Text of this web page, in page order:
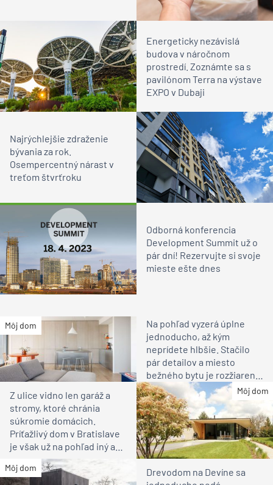
Energeticky nezávislá
budova v náročnom
prostredí. Zoznámte sa s
pavilónom Terra na výstave
EXPO v Dubaji
Najrýchlejšie zdraženie
bývania za rok.
Osempercentný nárast v
treťom štvrťroku
Odborná konferencia
Development Summit už o
pár dní! Rezervujte si svoje
mieste ešte dnes
Môj dom
Na pohľad vyzerá úplne
jednoducho, až kým
neprídete hlbšie. Stačilo
pár detailov a miesto
bežného bytu je rozžiarené
bývanie pre rodinu
Môj dom
Z ulice vidno len garáž a
stromy, ktoré chránia
súkromie domácich.
Príťažlivý dom v Bratislave
je však už na pohľad iný ako
susedia
Môj dom
Drevodom na Devíne sa